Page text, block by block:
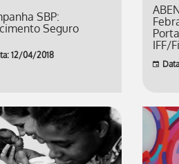
SBP:
Seguro
12/04/2018
IFF/